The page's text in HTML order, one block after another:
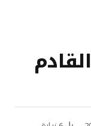
مصدر: جهاز Xbox القادم